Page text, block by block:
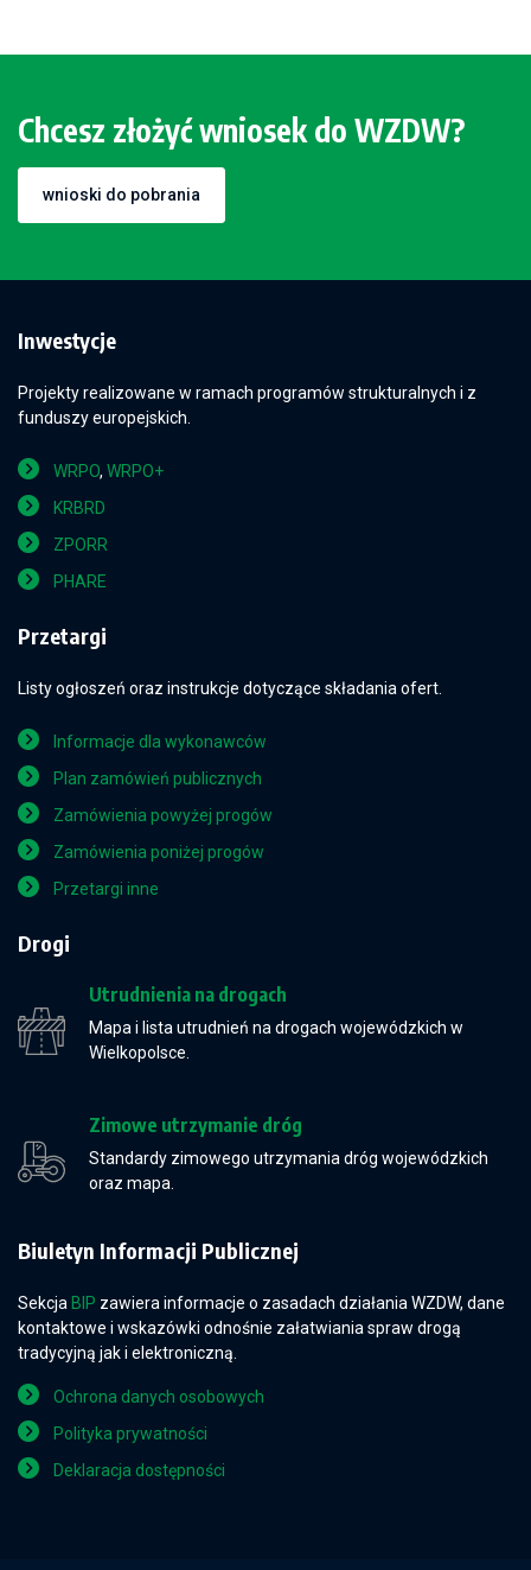
Chcesz złożyć wniosek do WZDW?
wnioski do pobrania
Inwestycje
Projekty realizowane w ramach programów strukturalnych i z
funduszy europejskich.
WRPO, WRPO+
KRBRD
ZPORR
PHARE
Przetargi
Listy ogłoszeń oraz instrukcje dotyczące składania ofert.
Informacje dla wykonawców
Plan zamówień publicznych
Zamówienia powyżej progów
Zamówienia poniżej progów
Przetargi inne
Drogi
Utrudnienia na drogach
Mapa i lista utrudnień na drogach wojewódzkich w
Wielkopolsce.
Zimowe utrzymanie dróg
Standardy zimowego utrzymania dróg wojewódzkich
oraz mapa.
Biuletyn Informacji Publicznej
Sekcja BIP zawiera informacje o zasadach działania WZDW, dane
kontaktowe i wskazówki odnośnie załatwiania spraw drogą
tradycyjną jak i elektroniczną.
Ochrona danych osobowych
Polityka prywatności
Deklaracja dostępności